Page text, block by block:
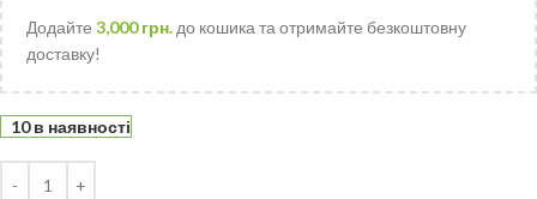
Додайте 3,000грн. до кошика та отримайте безкоштовну
доставку!
10 в наявності